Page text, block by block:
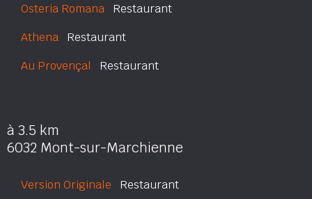
Osteria Romana Restaurant
Athena Restaurant
Au Provençal Restaurant
à 3.5 km
6032 Mont-sur-Marchienne
Version Originale Restaurant